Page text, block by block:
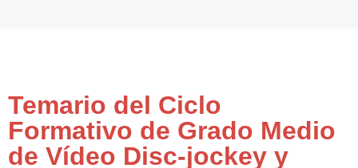
Temario del Ciclo
Formativo de Grado Medio
de Vídeo Disc-jockey y